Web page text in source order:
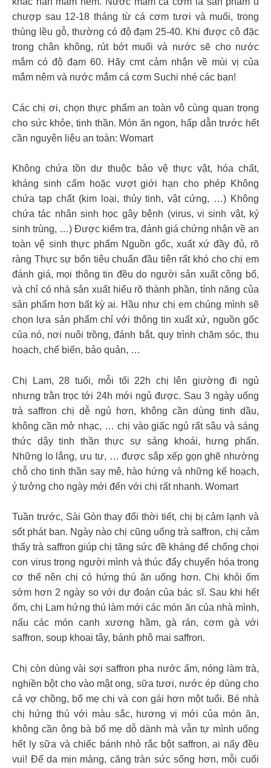
chượp sau 12-18 tháng từ cá cơm tươi và muối, trong
thùng lều gỗ, thường có độ đạm 25-40. Khi được cô đặc
trong chân không, rút bớt muối và nước sẽ cho nước
mắm có độ đạm 60. Hãy cmt cảm nhận về mùi vị của
mắm nêm và nước mắm cá cơm Suchi nhé các bạn!
Các chị ơi, chọn thực phẩm an toàn vô cùng quan trọng
cho sức khỏe, tinh thần. Món ăn ngon, hấp dẫn trước hết
cần nguyên liệu an toàn: Womart
Không chứa tồn dư thuộc bảo vệ thực vật, hóa chất,
kháng sinh cấm hoặc vượt giới hạn cho phép Không
chứa tạp chất (kim loại, thủy tinh, vật cứng, …) Không
chứa tác nhân sinh học gây bệnh (virus, vi sinh vật, ký
sinh trùng, …) Được kiểm tra, đánh giá chứng nhận về an
toàn vệ sinh thực phẩm Nguồn gốc, xuất xứ đầy đủ, rõ
ràng Thực sự bốn tiêu chuẩn đầu tiên rất khó cho chị em
đánh giá, mọi thông tin đều do người sản xuất công bố,
và chỉ có nhà sản xuất hiểu rõ thành phần, tính năng của
sản phẩm hơn bất kỳ ai. Hầu như chị em chúng mình sẽ
chọn lựa sản phẩm chỉ với thông tin xuất xứ, nguồn gốc
của nó, nơi nuôi trồng, đánh bắt, quy trình chăm sóc, thu
hoạch, chế biến, bảo quản, …
Chị Lam, 28 tuổi, mỗi tối 22h chị lên giường đi ngủ
nhưng trằn trọc tới 24h mới ngủ được. Sau 3 ngày uống
trà saffron chị dễ ngủ hơn, không cần dùng tinh dầu,
không cần mở nhạc, … chị vào giấc ngủ rất sâu và sáng
thức dậy tinh thần thực sự sảng khoái, hưng phấn.
Những lo lắng, ưu tư, … được sắp xếp gọn ghẽ nhường
chỗ cho tinh thần say mê, hào hứng và những kế hoạch,
ý tưởng cho ngày mới đến với chị rất nhanh. Womart
Tuần trước, Sài Gòn thay đổi thời tiết, chị bị cảm lạnh và
sốt phát ban. Ngày nào chị cũng uống trà saffron, chị cảm
thấy trà saffron giúp chị tăng sức đề kháng để chống chọi
con virus trong người mình và thúc đẩy chuyển hóa trong
cơ thể nên chị có hứng thú ăn uống hơn. Chị khỏi ốm
sớm hơn 2 ngày so với dự đoán của bác sĩ. Sau khi hết
ốm, chị Lam hứng thú làm mới các món ăn của nhà mình,
nấu các món canh xương hầm, gà rán, cơm gà với
saffron, soup khoai tây, bánh phô mai saffron.
Chị còn dùng vài sợi saffron pha nước ấm, nóng làm trà,
nghiền bột cho vào mật ong, sữa tươi, nước ép dùng cho
cả vợ chồng, bố mẹ chị và con gái hơn một tuổi. Bé nhà
chị hứng thú với màu sắc, hương vị mới của món ăn,
không cần ông bà bố mẹ dỗ dành mà vẫn tự mình uống
hết ly sữa và chiếc bánh nhỏ rắc bột saffron, ai nấy đều
vui! Để da mịn màng, căng tràn sức sống hơn, mỗi cuối